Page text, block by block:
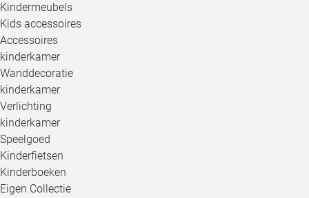
Kindermeubels
Kids accessoires
Accessoires
kinderkamer
Wanddecoratie
kinderkamer
Verlichting
kinderkamer
Speelgoed
Kinderfietsen
Kinderboeken
Eigen Collectie